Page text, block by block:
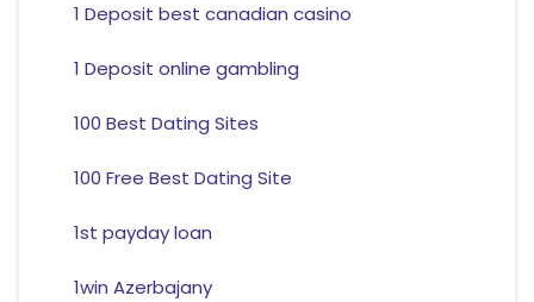
1 Deposit best canadian casino
1 Deposit online gambling
100 Best Dating Sites
100 Free Best Dating Site
1st payday loan
1win Azerbajany